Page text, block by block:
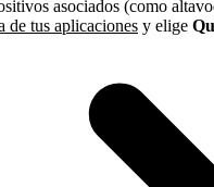
asociados (como
de tus aplicaciones y elige